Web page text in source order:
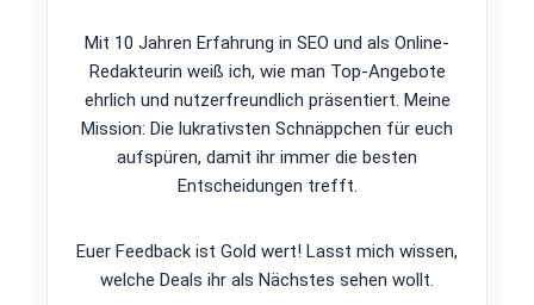
Mit 10 Jahren Erfahrung in SEO und als Online-
Redakteurin weiß ich, wie man Top-Angebote
ehrlich und nutzerfreundlich präsentiert. Meine
Mission: Die lukrativsten Schnäppchen für euch
aufspüren, damit ihr immer die besten
Entscheidungen trefft.
Euer Feedback ist Gold wert! Lasst mich wissen,
welche Deals ihr als Nächstes sehen wollt.